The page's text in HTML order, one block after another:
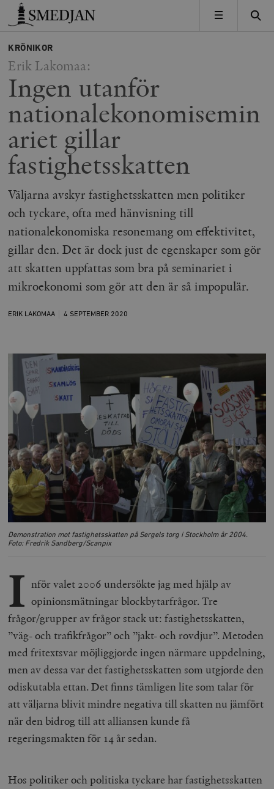
Timbro
MENY
KRÖNIKOR
Erik Lakomaa:
Ingen utanför
nationalekonomisemin
ariet gillar
fastighetsskatten
Väljarna avskyr fastighetsskatten men politiker
och tyckare, ofta med hänvisning till
nationalekonomiska resonemang om effektivitet,
gillar den. Det är dock just de egenskaper som gör
att skatten uppfattas som bra på seminariet i
mikroekonomi som gör att den är så impopulär.
ERIK LAKOMAA 4 SEPTEMBER 2020
Demonstration mot fastighetsskatten på Sergels torg i Stockholm år 2004.
Foto: Fredrik Sandberg/Scanpix
I nför valet 2006 undersökte jag med hjälp av
opinionsmätningar blockbytarfrågor. Tre
frågor/grupper av frågor stack ut: fastighetsskatten,
”väg- och trafikfrågor” och ”jakt- och rovdjur”. Metoden
med fritextsvar möjliggjorde ingen närmare uppdelning,
men av dessa var det fastighetsskatten som utgjorde den
odiskutabla ettan. Det finns tämligen lite som talar för
att väljarna blivit mindre negativa till skatten nu jämfört
när den bidrog till att alliansen kunde få
regeringsmakten för 14 år sedan.
Hos politiker och politiska tyckare har fastighetsskatten